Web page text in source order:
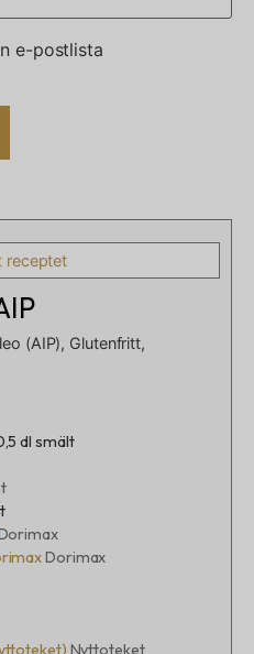
e-postlista
receptet
(AIP), Glutenfritt,
dl smält
Dorimax
Nyttoteket